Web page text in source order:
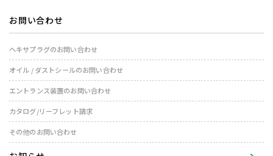
お問い合わせ
ヘキサプラグのお問い合わせ
オイル / ダストシールのお問い合わせ
エントランス装置のお問い合わせ
カタログ/リーフレット請求
その他のお問い合わせ